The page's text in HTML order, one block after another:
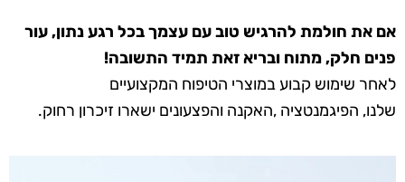
אם את חולמת להרגיש טוב עם עצמך בכל רגע נתון, עור
פנים חלק, מתוח ובריא זאת תמיד התשובה!
לאחר שימוש קבוע במוצרי הטיפוח המקצועיים
שלנו, הפיגמנטציה ,האקנה והפצעונים ישארו זיכרון רחוק.